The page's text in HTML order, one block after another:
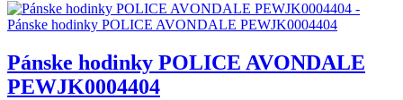
Pánske hodinky POLICE AVONDALE
PEWJK0004404